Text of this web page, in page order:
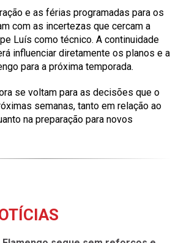
e as férias programadas para os
com as incertezas que cercam a
Luís como técnico. A continuidade
influenciar diretamente os planos e a
para a próxima temporada.
se voltam para as decisões que o
semanas, tanto em relação ao
na preparação para novos